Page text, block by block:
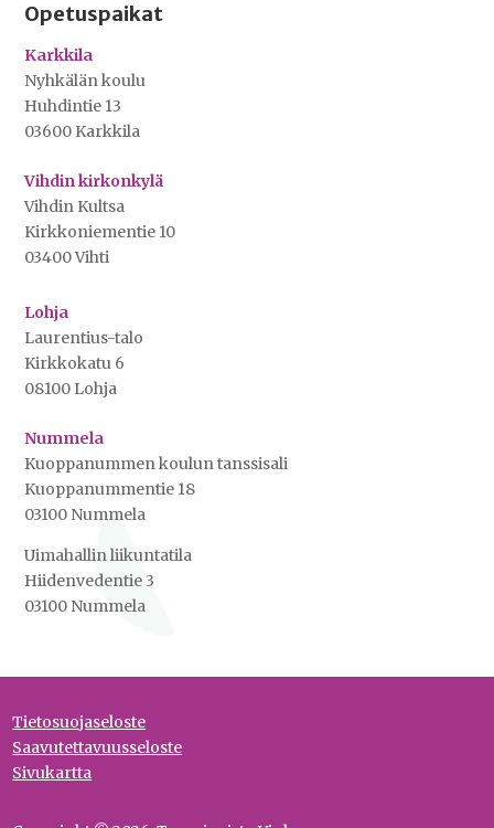
Opetuspaikat
Karkkila
Nyhkälän koulu
Huhdintie 13
03600 Karkkila
Vihdin kirkonkylä
Vihdin Kultsa
Kirkkoniementie 10
03400 Vihti
Lohja
Laurentius-talo
Kirkkokatu 6
08100 Lohja
Nummela
Kuoppanummen koulun tanssisali
Kuoppanummentie 18
03100 Nummela
Uimahallin liikuntatila
Hiidenvedentie 3
03100 Nummela
Tietosuojaseloste
Saavutettavuusseloste
Sivukartta